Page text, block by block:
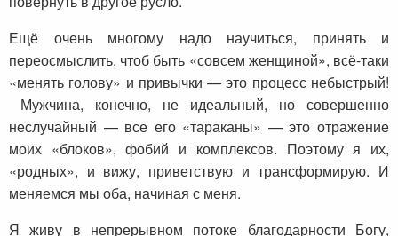
Ещё очень многому надо научиться, принять и
переосмыслить, чтоб быть «совсем женщиной», всё-таки
«менять голову» и привычки — это процесс небыстрый!
Мужчина, конечно, не идеальный, но совершенно
неслучайный — все его «тараканы» — это отражение
моих «блоков», фобий и комплексов. Поэтому я их,
«родных», и вижу, приветствую и трансформирую. И
меняемся мы оба, начиная с меня.
Я живу в непрерывном потоке благодарности Богу,